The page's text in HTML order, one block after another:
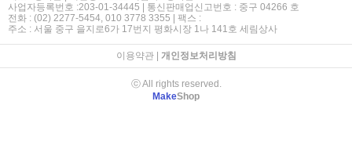
사업자등록번호 :203-01-34445 | 통신판매업신고번호 : 중구 04266 호
전화 : (02) 2277-5454, 010 3778 3355 | 팩스 :
주소 : 서울 중구 을지로6가 17번지 평화시장 1나 141호 세림상사
이용약관| 개인정보처리방침
ⓒ All rights reserved.
MakeShop